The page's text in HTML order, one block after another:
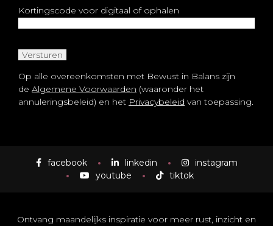
Kortingscode voor digitaal of ophalen
Versturen
Op alle overeenkomsten met Bewust in Balans zijn
de Algemene Voorwaarden (waaronder het
annuleringsbeleid) en het Privacybeleid van toepassing.
facebook linkedin
instagram
youtube
tiktok
Ontvang maandelijks inspiratie voor meer rust, inzicht en